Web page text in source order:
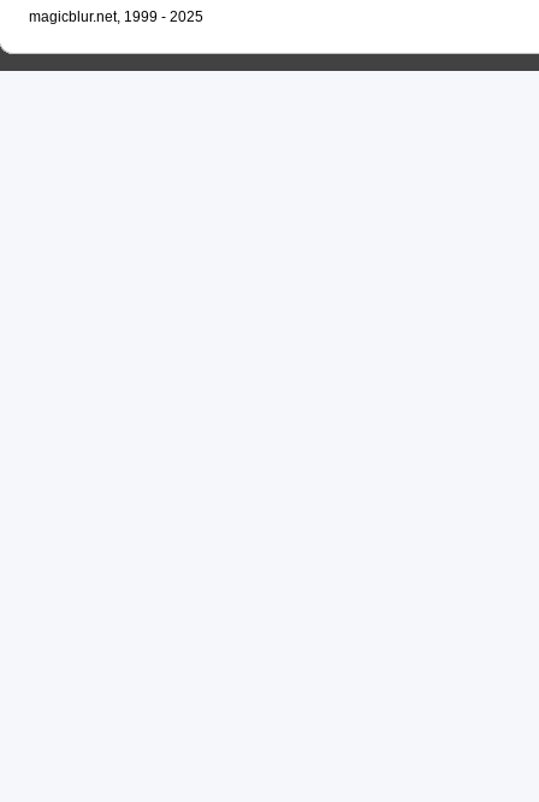
magicblur.net, 1999 - 2025